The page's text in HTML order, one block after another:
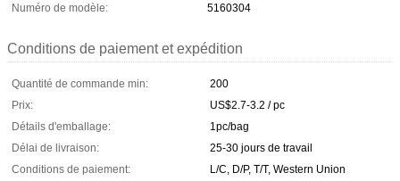
Numéro de modèle:
5160304
Conditions de paiement et expédition
Quantité de commande min:
200
Prix:
US$2.7-3.2 / pc
Détails d'emballage:
1pc/bag
Délai de livraison:
25-30 jours de travail
Conditions de paiement:
L/C, D/P, T/T, Western Union